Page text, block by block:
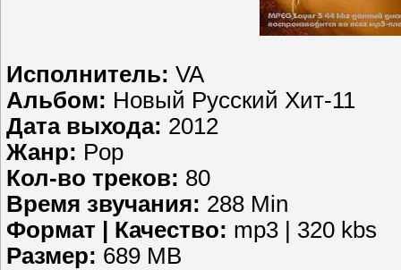
Исполнитель: VA
Альбом: Новый Русский Хит-11
Дата выхода: 2012
Жанр: Pop
Кол-во треков: 80
Время звучания: 288 Min
Формат | Качество: mp3 | 320 kbs
Размер: 689 MB